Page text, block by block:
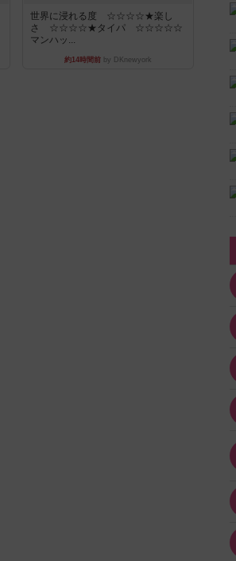
世界に浸れる度 ☆☆☆☆★楽し
さ ☆☆☆☆★タイパ ☆☆☆☆☆
マンハッ...
約14時間前 by DKnewyork